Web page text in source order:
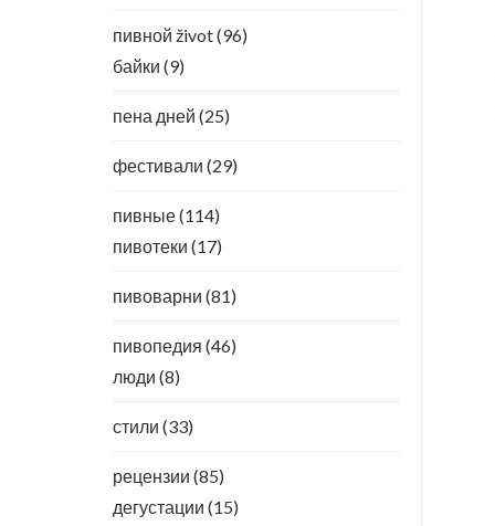
пивной život(96)
байки (9)
пена дней (25)
фестивали (29)
пивные(114)
пивотеки (17)
пивоварни (81)
пивопедия (46)
люди (8)
стили (33)
рецензии (85)
дегустации (15)